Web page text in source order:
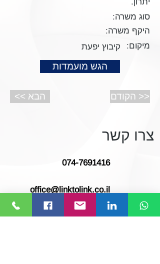
סוג משרה:
היקף משרה:
מיקום:
קיבוץ יפעת
הגש מועמדות
<< הבא הקודם >>
צרו קשר
074-7691416
office@linktolink.co.il
המלאכה 23, ראש העין